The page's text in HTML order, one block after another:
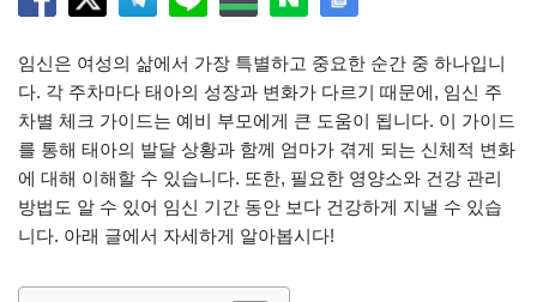
임신은 여성의 삶에서 가장 특별하고 중요한 순간 중 하나입니
다. 각 주차마다 태아의 성장과 변화가 다르기 때문에, 임신 주
차별 체크 가이드는 예비 부모에게 큰 도움이 됩니다. 이 가이드
를 통해 태아의 발달 상황과 함께 엄마가 겪게 되는 신체적 변화
에 대해 이해할 수 있습니다. 또한, 필요한 영양소와 건강 관리
방법도 알 수 있어 임신 기간 동안 보다 건강하게 지낼 수 있습
니다. 아래 글에서 자세하게 알아봅시다!